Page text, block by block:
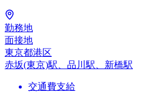
勤務地
面接地
東京都港区
赤坂(東京)駅、品川駅、新橋駅
交通費支給